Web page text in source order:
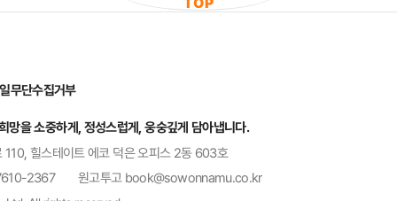
무단수집거부
망을 소중하게, 정성스럽게, 웅숭깊게 담아냅니다.
힐스테이트 에코 덕은 오피스 2동 603호
2367
원고투고 book@sowonnamu.co.kr